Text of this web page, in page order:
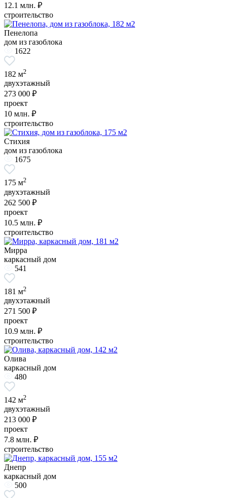
12.1 млн. ₽
строительство
Пенелопа
дом из газоблока
1622
182 м2
двухэтажный
273 000 ₽
проект
10 млн. ₽
строительство
Стихия
дом из газоблока
1675
175 м2
двухэтажный
262 500 ₽
проект
10.5 млн. ₽
строительство
Мирра
каркасный дом
541
181 м2
двухэтажный
271 500 ₽
проект
10.9 млн. ₽
строительство
Олива
каркасный дом
480
142 м2
двухэтажный
213 000 ₽
проект
7.8 млн. ₽
строительство
Днепр
каркасный дом
500